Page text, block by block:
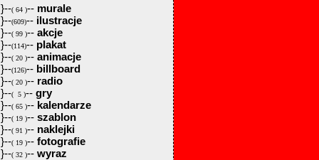
}--( 64 )-- murale
}--(609)-- ilustracje
}--( 99 )-- akcje
}--(114)-- plakat
}--( 20 )-- animacje
}--(126)-- billboard
}--( 20 )-- radio
}--( 5 )-- gry
}--( 65 )-- kalendarze
}--( 19 )-- szablon
}--( 91 )-- naklejki
}--( 19 )-- fotografie
}--( 32 )-- wyraz